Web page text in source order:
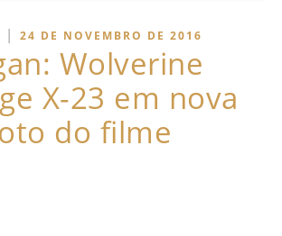
| 24 DE NOVEMBRO DE 2016
Wolverine
X-23 em nova
do filme